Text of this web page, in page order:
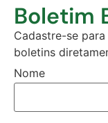
Boletim
Cadastre-se
boletins
Nome